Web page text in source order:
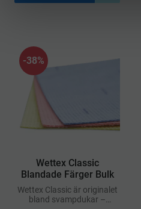
Wettex Classic
Blandade Färger Bulk
Wettex Classic är originalet
bland svampdukar –
38%